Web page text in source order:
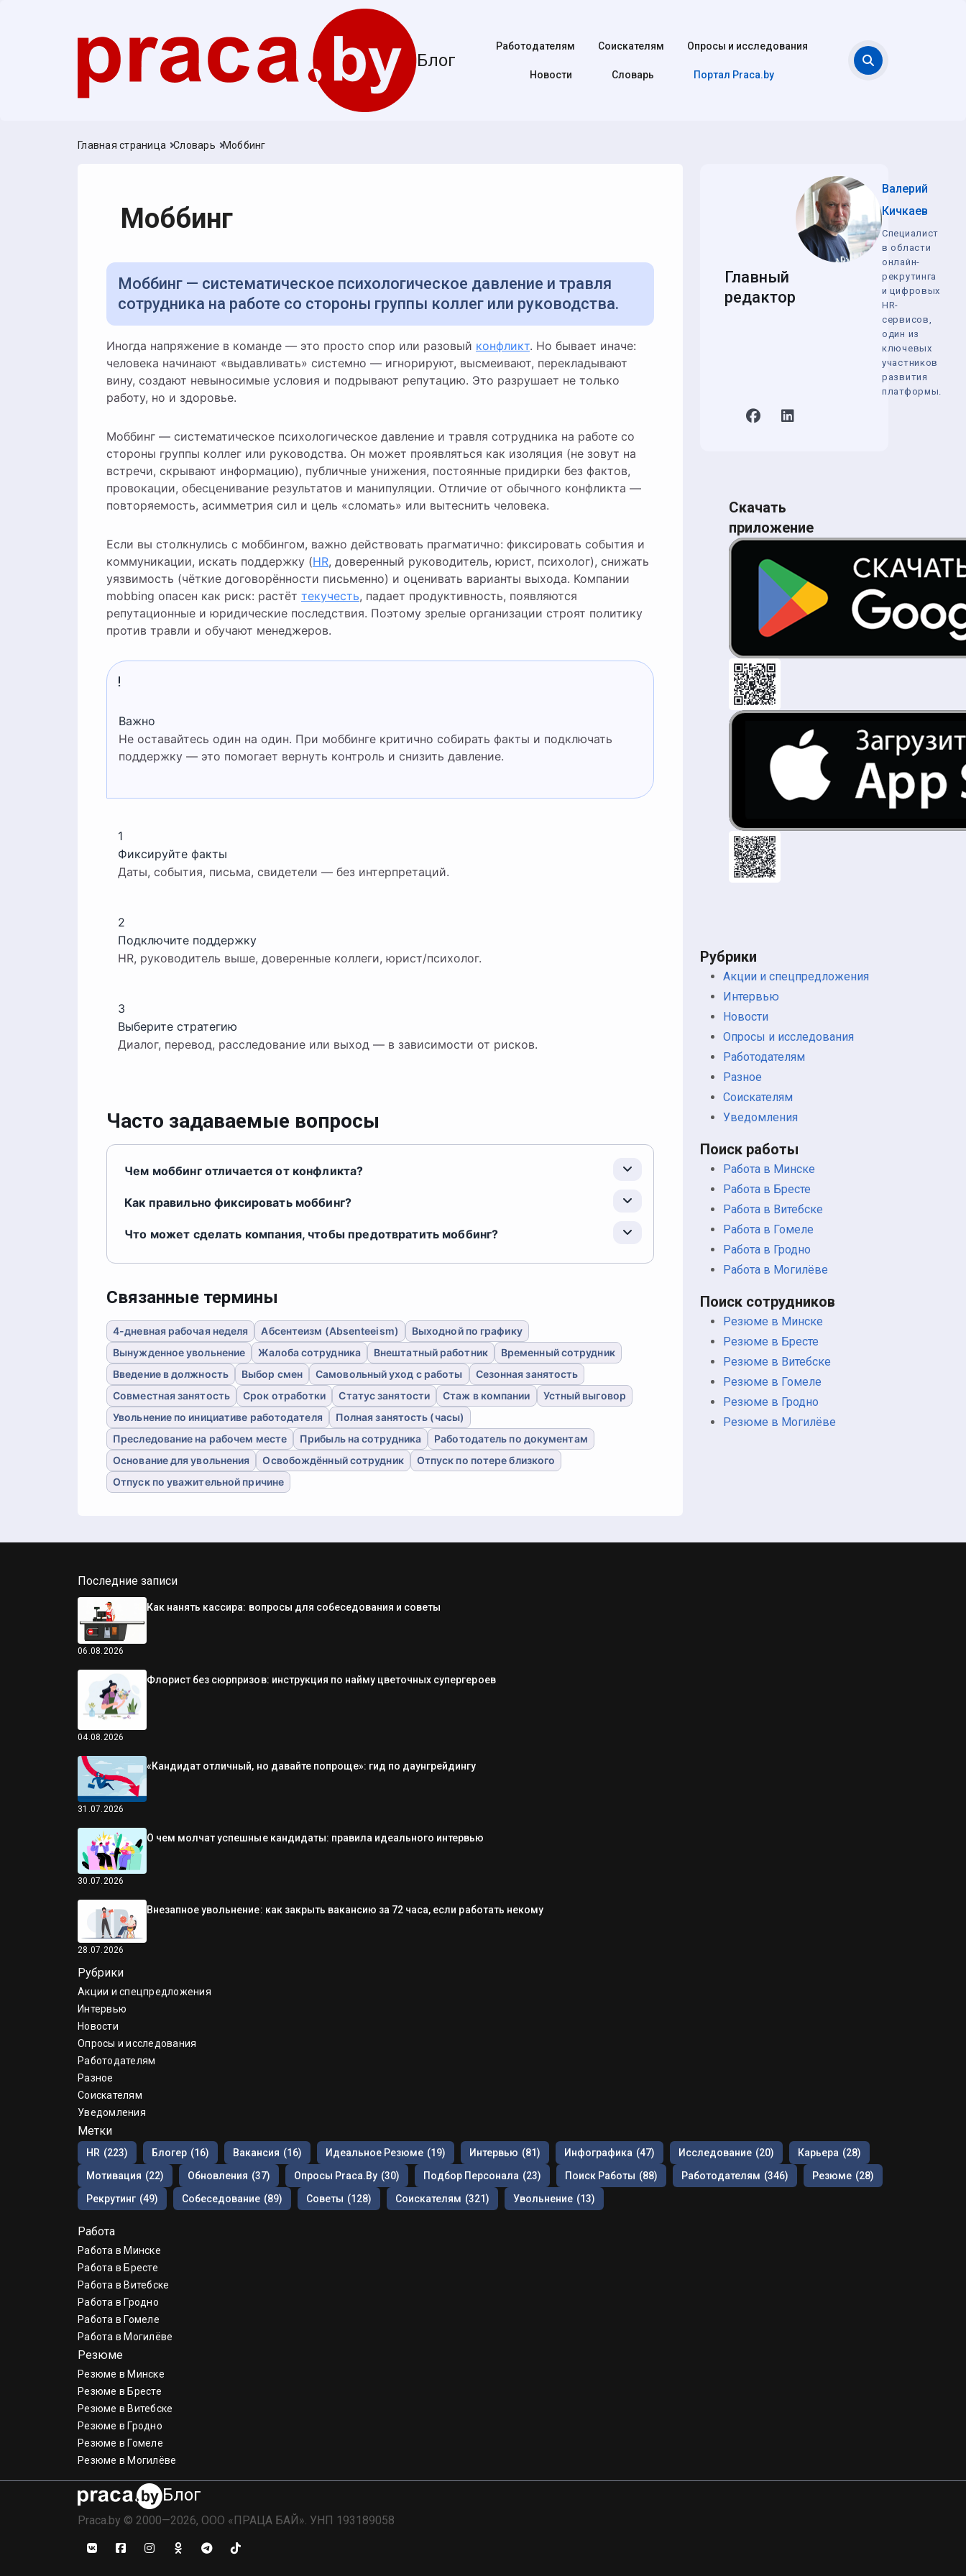
Блог
Работодателям Соискателям Опросы и исследования
Новости Cловарь Портал Praca.by
Главная страница Словарь Моббинг
Моббинг
Моббинг — систематическое психологическое давление и травля
сотрудника на работе со стороны группы коллег или руководства.
Иногда напряжение в команде — это просто спор или разовый конфликт. Но бывает иначе:
человека начинают «выдавливать» системно — игнорируют, высмеивают, перекладывают
вину, создают невыносимые условия и подрывают репутацию. Это разрушает не только
работу, но и здоровье.
Моббинг — систематическое психологическое давление и травля сотрудника на работе со
стороны группы коллег или руководства. Он может проявляться как изоляция (не зовут на
встречи, скрывают информацию), публичные унижения, постоянные придирки без фактов,
провокации, обесценивание результатов и манипуляции. Отличие от обычного конфликта —
повторяемость, асимметрия сил и цель «сломать» или вытеснить человека.
Если вы столкнулись с моббингом, важно действовать прагматично: фиксировать события и
коммуникации, искать поддержку (HR, доверенный руководитель, юрист, психолог), снижать
уязвимость (чёткие договорённости письменно) и оценивать варианты выхода. Компании
mobbing опасен как риск: растёт текучесть, падает продуктивность, появляются
репутационные и юридические последствия. Поэтому зрелые организации строят политику
против травли и обучают менеджеров.
Важно
Не оставайтесь один на один. При моббинге критично собирать факты и подключать
поддержку — это помогает вернуть контроль и снизить давление.
1
Фиксируйте факты
Даты, события, письма, свидетели — без интерпретаций.
2
Подключите поддержку
HR, руководитель выше, доверенные коллеги, юрист/психолог.
3
Выберите стратегию
Диалог, перевод, расследование или выход — в зависимости от рисков.
Часто задаваемые вопросы
Чем моббинг отличается от конфликта?
Как правильно фиксировать моббинг?
Что может сделать компания, чтобы предотвратить моббинг?
Связанные термины
4-дневная рабочая неделя Абсентеизм (Absenteeism)
Выходной по графику
Вынужденное увольнение
Жалоба сотрудника Внештатный работник
Временный сотрудник
Введение в должность
Выбор смен Самовольный уход с работы
Сезонная занятость
Совместная занятость
Срок отработки Статус занятости Стаж в компании
Устный выговор
Увольнение по инициативе работодателя
Полная занятость (часы)
Преследование на рабочем месте
Прибыль на сотрудника
Работодатель по документам
Основание для увольнения
Освобождённый сотрудник
Отпуск по потере близкого
Отпуск по уважительной причине
Главный
редактор
Валерий
Кичкаев
Специалист
в области
онлайн-
рекрутинга
и цифровых
HR-
сервисов,
один из
ключевых
участников
развития
платформы.
Скачать
приложение
Рубрики
Акции и спецпредложения
Интервью
Новости
Опросы и исследования
Работодателям
Разное
Соискателям
Уведомления
Поиск работы
Работа в Минске
Работа в Бресте
Работа в Витебске
Работа в Гомеле
Работа в Гродно
Работа в Могилёве
Поиск сотрудников
Резюме в Минске
Резюме в Бресте
Резюме в Витебске
Резюме в Гомеле
Резюме в Гродно
Резюме в Могилёве
Последние записи
06.08.2026
Как нанять кассира: вопросы для собеседования и советы
04.08.2026
Флорист без сюрпризов: инструкция по найму цветочных супергероев
31.07.2026
«Кандидат отличный, но давайте попроще»: гид по даунгрейдингу
30.07.2026
О чем молчат успешные кандидаты: правила идеального интервью
28.07.2026
Внезапное увольнение: как закрыть вакансию за 72 часа, если работать некому
Рубрики
Акции и спецпредложения
Интервью
Новости
Опросы и исследования
Работодателям
Разное
Соискателям
Уведомления
Метки
HR (223) Блогер (16) Вакансия (16) Идеальное Резюме (19) Интервью (81) Инфографика (47) Исследование (20) Карьера (28)
Мотивация (22) Обновления (37) Опросы Praca.by (30) Подбор Персонала (23) Поиск Работы (88) Работодателям (346) Резюме (28)
Рекрутинг (49) Собеседование (89) Советы (128) Соискателям (321) Увольнение (13)
Работа
Работа в Минске
Работа в Бресте
Работа в Витебске
Работа в Гродно
Работа в Гомеле
Работа в Могилёве
Резюме
Резюме в Минске
Резюме в Бресте
Резюме в Витебске
Резюме в Гродно
Резюме в Гомеле
Резюме в Могилёве
Блог
Praca.by © 2000—2026, ООО «ПРАЦА БАЙ». УНП 193189058